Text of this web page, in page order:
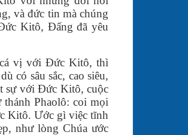
và đức tin mà chúng
Kitô, Đấng đã yêu
cá vị với Đức Kitô, thì
có sâu sắc, cao siêu,
sự với Đức Kitô, cuộc
Phaolô: coi mọi
Kitô. Ước gì việc tĩnh
như lòng Chúa ước